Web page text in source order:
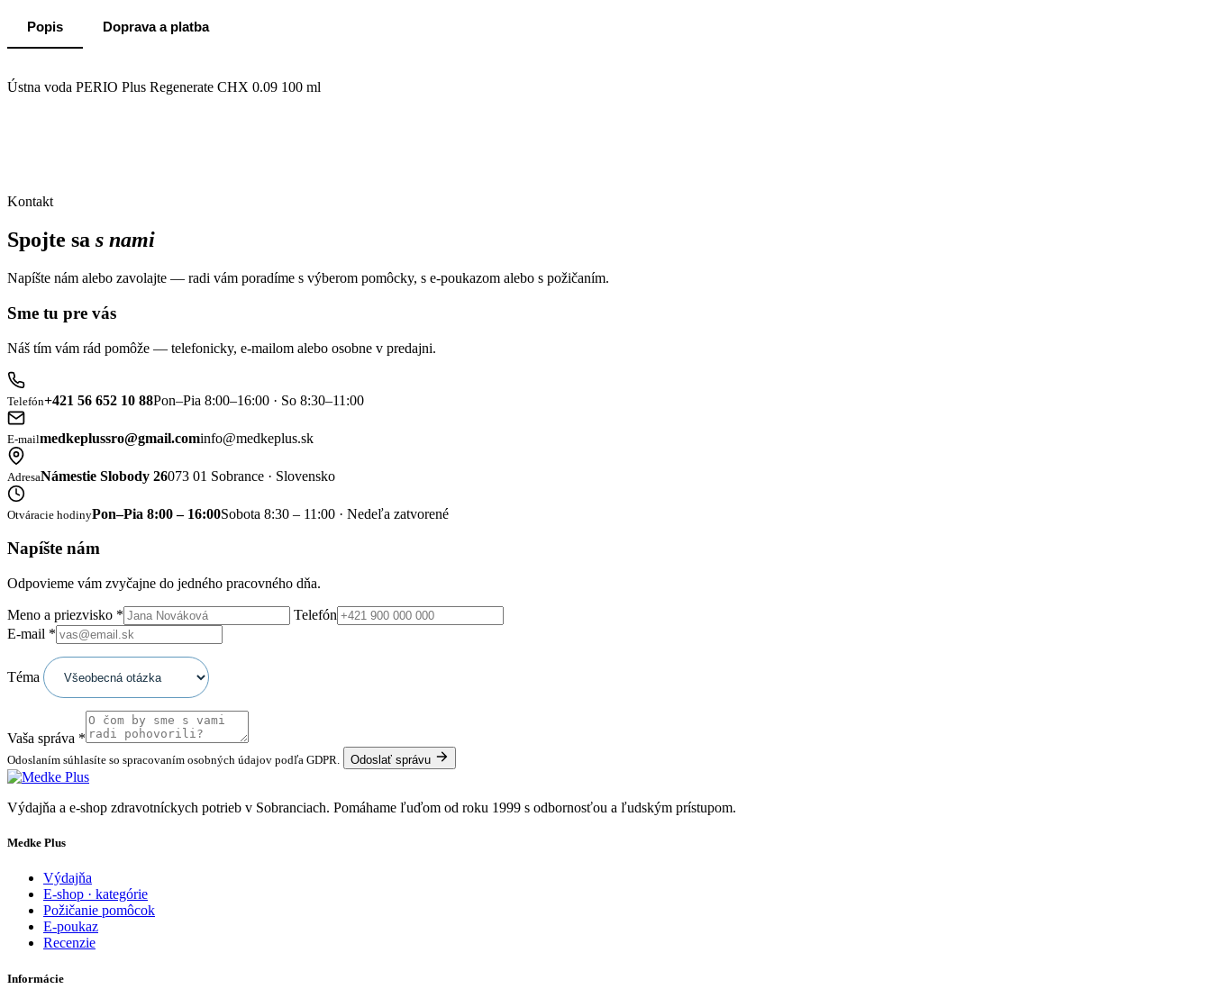
Popis Doprava a platba
Ústna voda PERIO Plus Regenerate CHX 0.09 100 ml
Kontakt
Spojte sa s nami
Napíšte nám alebo zavolajte — radi vám poradíme s výberom pomôcky, s e-poukazom alebo s požičaním.
Sme tu pre vás
Náš tím vám rád pomôže — telefonicky, e-mailom alebo osobne v predajni.
Telefón+421 56 652 10 88Pon–Pia 8:00–16:00 · So 8:30–11:00
E-mailmedkeplussro@gmail.cominfo@medkeplus.sk
AdresaNámestie Slobody 26073 01 Sobrance · Slovensko
Otváracie hodinyPon–Pia 8:00 – 16:00Sobota 8:30 – 11:00 · Nedeľa zatvorené
Napíšte nám
Odpovieme vám zvyčajne do jedného pracovného dňa.
Meno a priezvisko *
Telefón
E-mail *
Téma
Vaša správa *
Odoslaním súhlasíte so spracovaním osobných údajov podľa GDPR. Odoslať správu
Výdajňa a e-shop zdravotníckych potrieb v Sobranciach. Pomáhame ľuďom od roku 1999 s odbornosťou a ľudským prístupom.
Medke Plus
Výdajňa
E-shop · kategórie
Požičanie pomôcok
E-poukaz
Recenzie
Informácie